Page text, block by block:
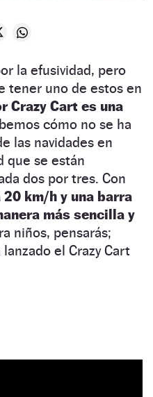
la efusividad, pero
tener uno de estos en
Crazy Cart es una
cómo no se ha
las navidades en
que se están
dos por tres. Con
km/h y una barra
más sencilla y
niños, pensarás;
el Crazy Cart